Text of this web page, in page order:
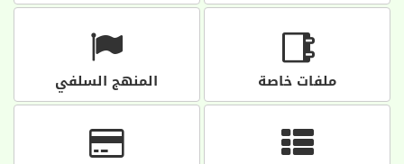
ملفات خاصة المنهج السلفي